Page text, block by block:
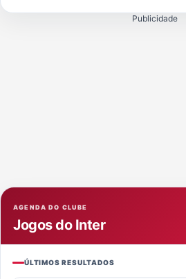
Publicidade
AGENDA DO CLUBE
Jogos do Inter
ÚLTIMOS RESULTADOS